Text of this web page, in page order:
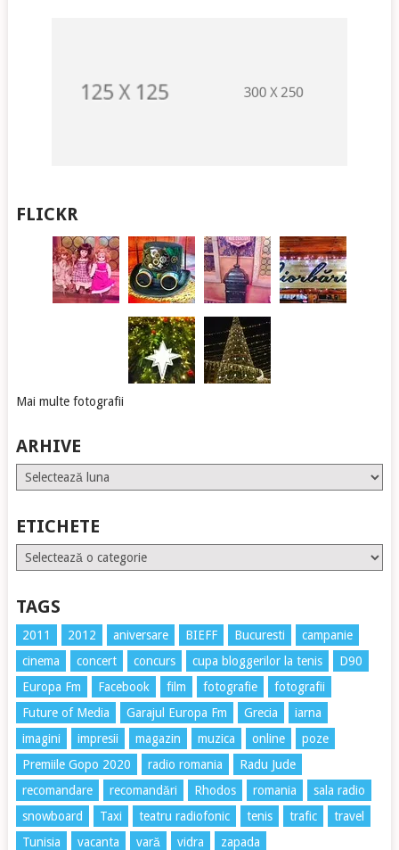
FLICKR
Mai multe fotografii
ARHIVE
Arhive
ETICHETE
Etichete
TAGS
2011 2012 aniversare BIEFF Bucuresti
campanie
cinema
concert concurs cupa bloggerilor la tenis
D90
Europa Fm
Facebook film fotografie
fotografii
Future of Media
Garajul Europa Fm Grecia
iarna
imagini
impresii magazin muzica online
poze
Premiile Gopo 2020
radio romania
Radu Jude
recomandare
recomandări Rhodos romania
sala radio
snowboard
Taxi teatru radiofonic tenis trafic
travel
Tunisia
vacanta vară vidra zapada